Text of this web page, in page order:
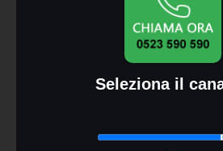
Seleziona il